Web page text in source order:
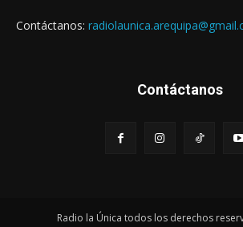
Contáctanos:
Contáctanos
Radio la Única todos los derechos